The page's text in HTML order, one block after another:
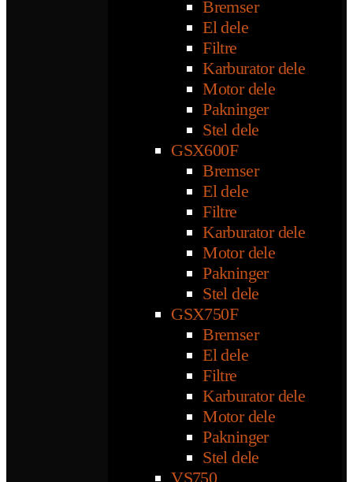
Bremser
El dele
Filtre
Karburator dele
Motor dele
Pakninger
Stel dele
GSX600F
Bremser
El dele
Filtre
Karburator dele
Motor dele
Pakninger
Stel dele
GSX750F
Bremser
El dele
Filtre
Karburator dele
Motor dele
Pakninger
Stel dele
VS750